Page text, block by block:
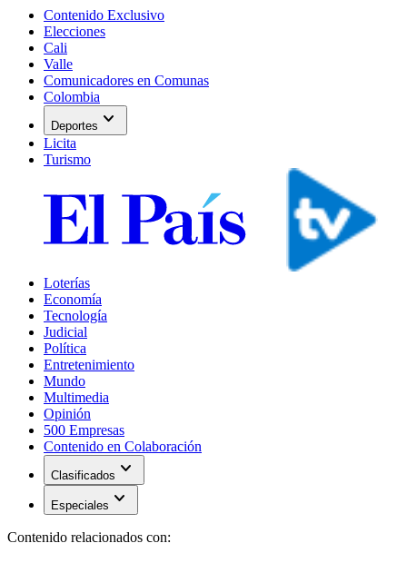
Contenido Exclusivo
Elecciones
Cali
Valle
Comunicadores en Comunas
Colombia
Deportes expand_more
Licita
Turismo
Loterías
Economía
Tecnología
Judicial
Política
Entretenimiento
Mundo
Multimedia
Opinión
500 Empresas
Contenido en Colaboración
Clasificados expand_more
Especiales expand_more
Contenido relacionados con: